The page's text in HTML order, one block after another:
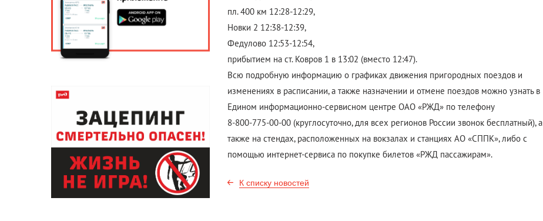
пл. 400 км 12:28-12:29,
Новки 2 12:38-12:39,
Федулово 12:53-12:54,
прибытием на ст. Ковров 1 в 13:02 (вместо 12:47).
Всю подробную информацию о графиках движения пригородных поездов и
изменениях в расписании, а также назначении и отмене поездов можно узнать в
Едином информационно-сервисном центре ОАО «РЖД» по телефону
8-800-775-00-00 (круглосуточно, для всех регионов России звонок бесплатный), а
также на стендах, расположенных на вокзалах и станциях АО «СППК», либо с
помощью интернет-сервиса по покупке билетов «РЖД пассажирам».
К списку новостей